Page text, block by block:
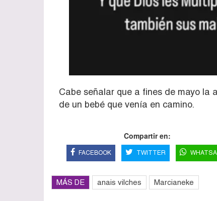
Cabe señalar que a fines de mayo la
de un bebé que venía en camino.
Compartir en:
FACEBOOK TWITTER
MÁS DE anais vilches Marcianeke